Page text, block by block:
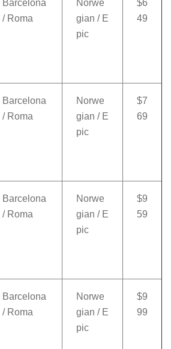
Barcelona
/ Roma
Norwe
gian / E
pic
$6
49
Barcelona
/ Roma
Norwe
gian / E
pic
$7
69
Barcelona
/ Roma
Norwe
gian / E
pic
$9
59
Barcelona
/ Roma
Norwe
gian / E
pic
$9
99